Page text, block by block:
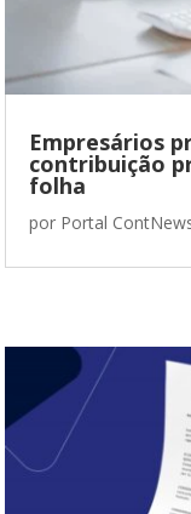
Empresários
contribuição
folha
por Portal